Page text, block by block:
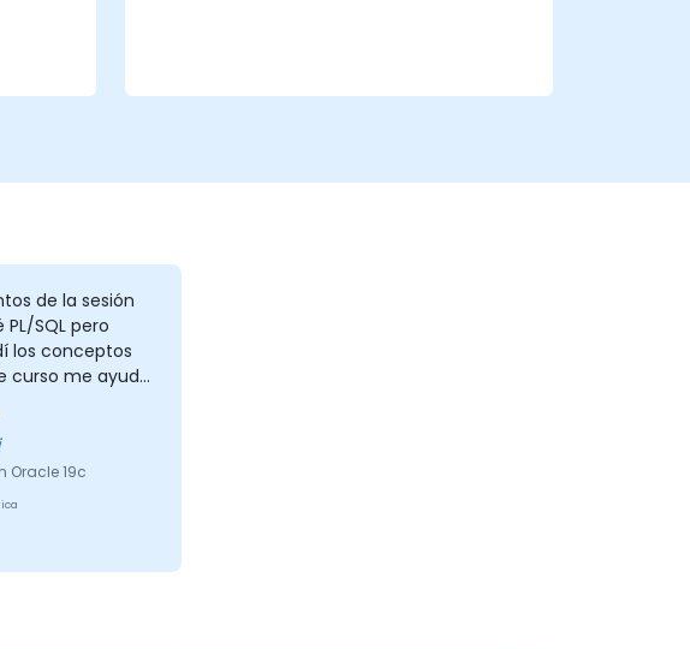
para
de la sesión
PL/SQL pero
los conceptos
curso me ayudó
las
SQL.
Oracle 19c